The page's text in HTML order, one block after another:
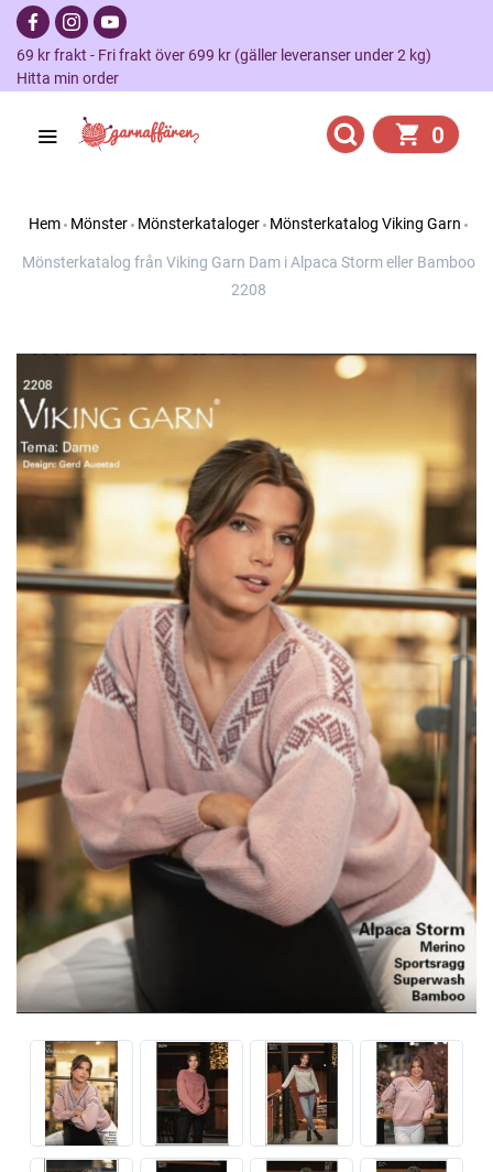
69 kr frakt - Fri frakt över 699 kr (gäller leveranser under 2 kg)
Hitta min order
0
Hem Mönster Mönsterkataloger Mönsterkatalog Viking Garn
Mönsterkatalog från Viking Garn Dam i Alpaca Storm eller Bamboo
2208